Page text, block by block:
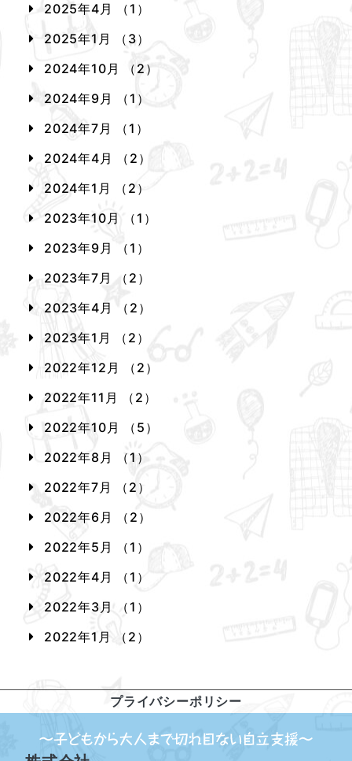
2025年4月 （1）
2025年1月 （3）
2024年10月 （2）
2024年9月 （1）
2024年7月 （1）
2024年4月 （2）
2024年1月 （2）
2023年10月 （1）
2023年9月 （1）
2023年7月 （2）
2023年4月 （2）
2023年1月 （2）
2022年12月 （2）
2022年11月 （2）
2022年10月 （5）
2022年8月 （1）
2022年7月 （2）
2022年6月 （2）
2022年5月 （1）
2022年4月 （1）
2022年3月 （1）
2022年1月 （2）
プライバシーポリシー